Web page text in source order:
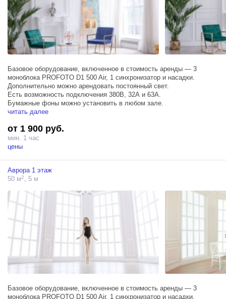
Базовое оборудование, включенное в стоимость аренды — 3
моноблока PROFOTO D1 500 Air, 1 синхронизатор и насадки.
Дополнительно можно арендовать постоянный свет.
Есть возможность подключения 380В, 32А и 63А.
Бумажные фоны можно установить в любом зале.
читать далее
от 1 900 руб.
мин. 1 час
цены
Аврора 1 этаж
50 м2, 5 м
Базовое оборудование, включенное в стоимость аренды — 3
моноблока PROFOTO D1 500 Air, 1 синхронизатор и насадки.